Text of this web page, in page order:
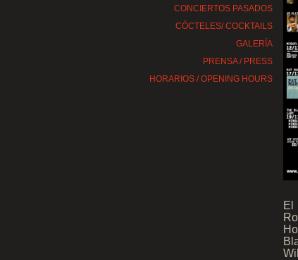
CONCIERTOS PASADOS
CÓCTELES/ COCKTAILS
GALERÍA
PRENSA / PRESS
HORARIOS / OPENING HOURS
El